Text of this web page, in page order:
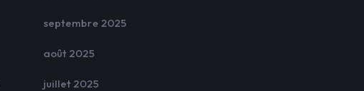
septembre 2025
août 2025
juillet 2025